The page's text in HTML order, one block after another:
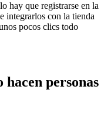
hay que registrarse en la
integrarlos con la tienda
pocos clics todo
personas